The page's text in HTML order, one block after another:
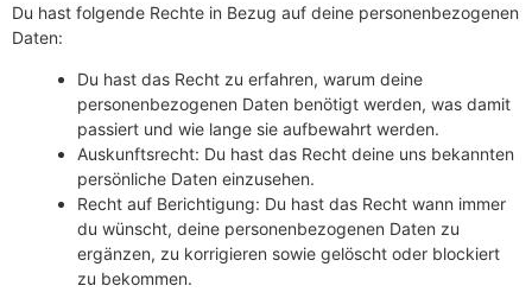
Du hast folgende Rechte in Bezug auf deine personenbezogenen
Daten:
Du hast das Recht zu erfahren, warum deine
personenbezogenen Daten benötigt werden, was damit
passiert und wie lange sie aufbewahrt werden.
Auskunftsrecht: Du hast das Recht deine uns bekannten
persönliche Daten einzusehen.
Recht auf Berichtigung: Du hast das Recht wann immer
du wünscht, deine personenbezogenen Daten zu
ergänzen, zu korrigieren sowie gelöscht oder blockiert
zu bekommen.